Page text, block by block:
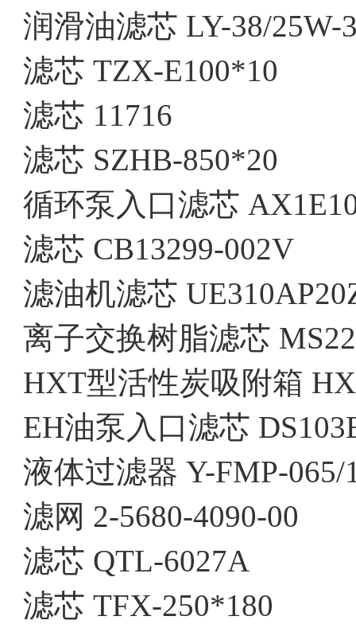
润滑油滤芯 LY-38/25W-
滤芯 TZX-E100*10
滤芯 11716
滤芯 SZHB-850*20
循环泵入口滤芯
滤芯 CB13299-002V
滤油机滤芯
离子交换树脂滤芯
HXT型活性炭吸附箱
EH油泵入口滤芯
液体过滤器 Y-FMP-065/
滤网 2-5680-4090-00
滤芯 QTL-6027A
滤芯 TFX-250*180